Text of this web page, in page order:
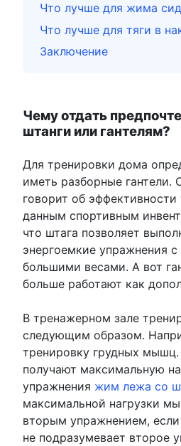
Что лучше для жима
Что лучше для тяги в
Заключение
Чему отдать
штанги или гантелям?
Для тренировки дома
иметь разборные гантели.
говорит об
данным спортивным
что штага позволяет
энергоемкие упражнения
большими весами. А вот
больше работают как
В тренажерном зале
следующим образом.
тренировку грудных
получают максимальную
упражнения жим лежа со
максимальной нагрузки
вторым упражнением,
не подразумевает второе